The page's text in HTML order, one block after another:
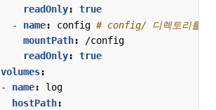
readOnly:
true
- name: config # config/ 디렉토리를 컨
mountPath:
/config
readOnly:
true
volumes:
- name:
log
hostPath: